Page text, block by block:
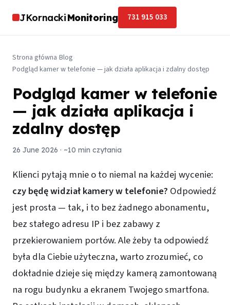
JKornackiMonitoring 731 915 033
Strona główna Blog
Podgląd kamer w telefonie — jak działa aplikacja i zdalny dostęp
Podgląd kamer w telefonie
— jak działa aplikacja i
zdalny dostęp
26 June 2026 · ~10 min czytania
Klienci pytają mnie o to niemal na każdej wycenie:
czy będę widział kamery w telefonie? Odpowiedź
jest prosta — tak, i to bez żadnego abonamentu,
bez stałego adresu IP i bez zabawy z
przekierowaniem portów. Ale żeby ta odpowiedź
była dla Ciebie użyteczna, warto zrozumieć, co
dokładnie dzieje się między kamerą zamontowaną
na rogu budynku a ekranem Twojego smartfona.